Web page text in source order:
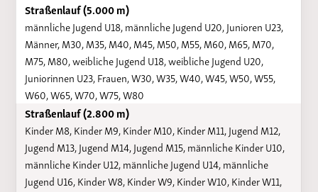
Straßenlauf (5.000 m)
männliche Jugend U18, männliche Jugend U20, Junioren U23,
Männer, M30, M35, M40, M45, M50, M55, M60, M65, M70,
M75, M80, weibliche Jugend U18, weibliche Jugend U20,
Juniorinnen U23, Frauen, W30, W35, W40, W45, W50, W55,
W60, W65, W70, W75, W80
Straßenlauf (2.800 m)
Kinder M8, Kinder M9, Kinder M10, Kinder M11, Jugend M12,
Jugend M13, Jugend M14, Jugend M15, männliche Kinder U10,
männliche Kinder U12, männliche Jugend U14, männliche
Jugend U16, Kinder W8, Kinder W9, Kinder W10, Kinder W11,